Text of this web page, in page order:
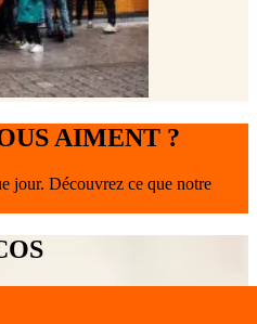
AIMENT ?
jour. Découvrez ce que notre